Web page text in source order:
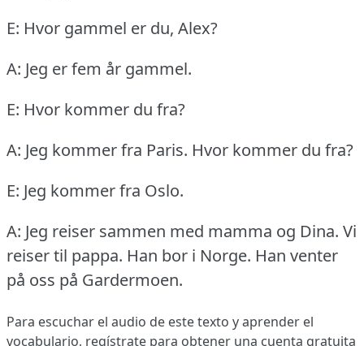
E: Hvor gammel er du, Alex?
A: Jeg er fem år gammel.
E: Hvor kommer du fra?
A: Jeg kommer fra Paris. Hvor kommer du fra?
E: Jeg kommer fra Oslo.
A: Jeg reiser sammen med mamma og Dina. Vi
reiser til pappa. Han bor i Norge. Han venter
på oss på Gardermoen.
Para escuchar el audio de este texto y aprender el
vocabulario, regístrate para obtener una cuenta gratuita